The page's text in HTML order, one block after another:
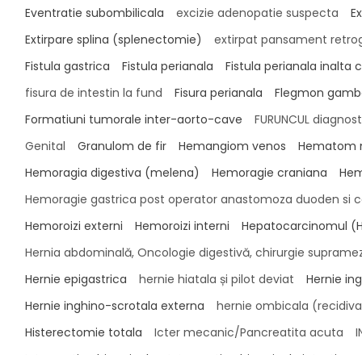
Eventratie subombilicala excizie adenopatie suspecta
Extirpare splina (splenectomie)
extirpat pansament
Fistula gastrica
Fistula perianala
Fistula perianala inalta
fisura de intestin la fund
Fisura perianala
Flegmon
Formatiuni tumorale inter-aorto-cave
FURUNCUL
Genital
Granulom de fir Hemangiom venos
Hematom
Hemoragia digestiva (melena)
Hemoragie craniana
Hemoragie gastrica post operator anastomoza duoden si
Hemoroizi externi
Hemoroizi interni
Hepatocarcinomul
Hernia abdominală, Oncologie digestivă, chirurgie
Hernie epigastrica
hernie hiatala și pilot deviat
Hernie
Hernie inghino-scrotala externa
hernie ombicala
Histerectomie totala
Icter mecanic/Pancreatita acuta